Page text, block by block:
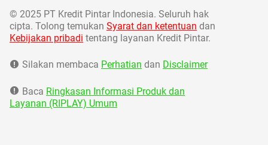
© 2025 PT Kredit Pintar Indonesia. Seluruh hak
cipta. Tolong temukan Syarat dan ketentuan dan
Kebijakan pribadi tentang layanan Kredit Pintar.
Silakan membaca Perhatian dan Disclaimer
Baca Ringkasan Informasi Produk dan
Layanan (RIPLAY) Umum